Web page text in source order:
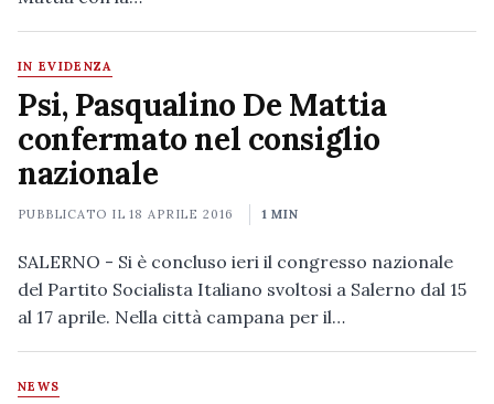
IN EVIDENZA
Psi, Pasqualino De Mattia
confermato nel consiglio
nazionale
PUBBLICATO IL18 APRILE 2016 1 MIN
SALERNO - Si è concluso ieri il congresso nazionale
del Partito Socialista Italiano svoltosi a Salerno dal 15
al 17 aprile. Nella città campana per il…
NEWS